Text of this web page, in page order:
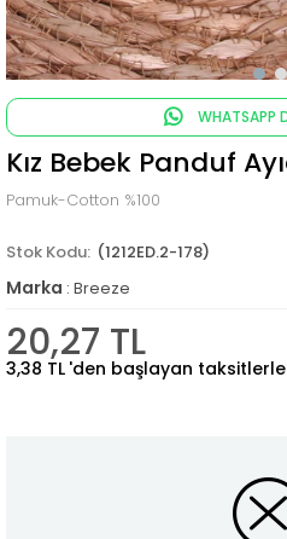
WHATSAPP
Kız Bebek Panduf
Pamuk-Cotton %100
(1212ED.2-178)
Marka : Breeze
20,27 TL
3,38 TL 'den başlayan taksitlerle